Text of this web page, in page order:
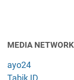
MEDIA NETWORK
ayo24